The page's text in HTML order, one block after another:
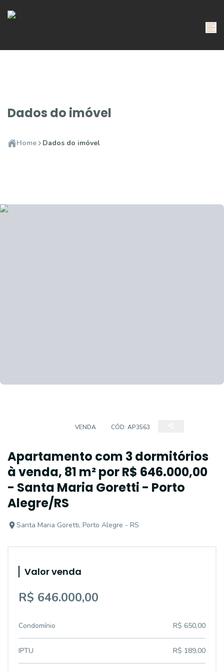
Dados do imóvel
Home Dados do imóvel
VENDA CÓD: AP3563
Apartamento com 3 dormitórios
à venda, 81 m² por R$ 646.000,00
- Santa Maria Goretti - Porto
Alegre/RS
Santa Maria Goretti, Porto Alegre - RS
Valor venda
R$ 646.000,00
Condomínio R$ 650,00
IPTU R$ 189,00